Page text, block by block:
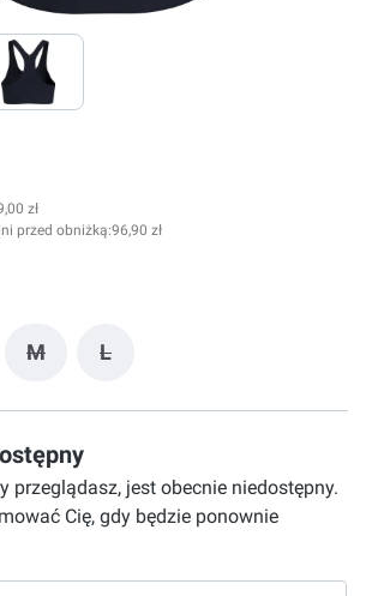
zł
przed obniżką:96,90 zł
obecnie niedostępna.)
jest obecnie niedostępna.)
M(Ta opcja jest obecnie niedostępna.)
L(Ta opcja jest obecnie
przeglądasz, jest obecnie niedostępny.
Cię, gdy będzie ponownie